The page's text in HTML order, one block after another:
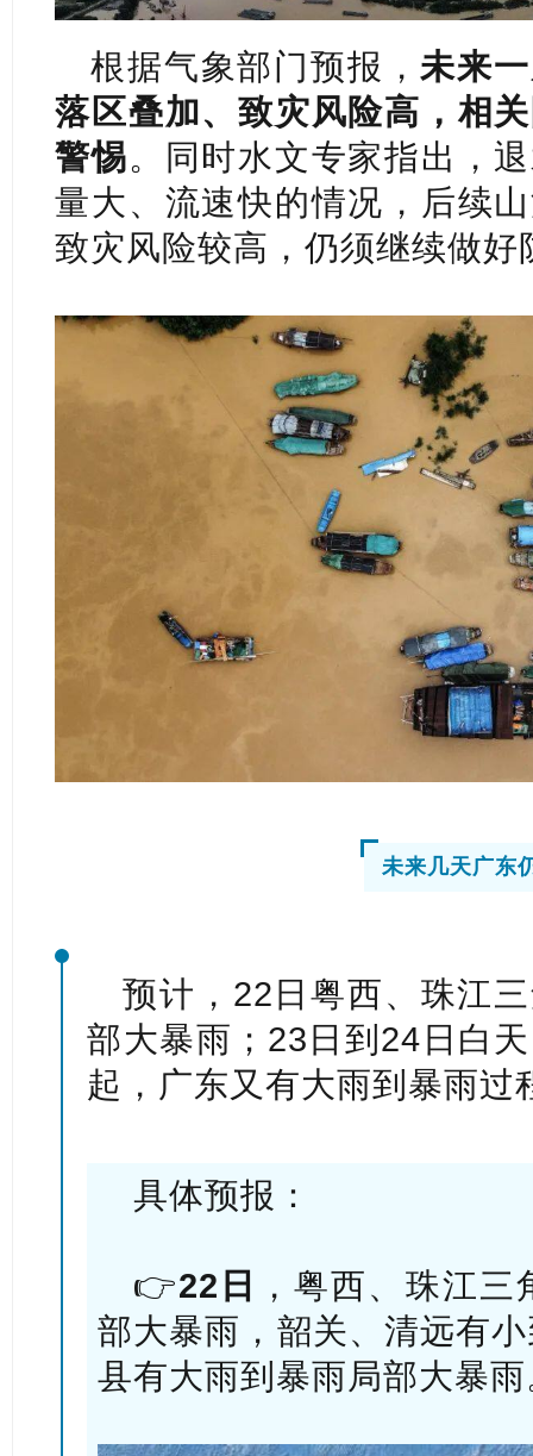
根据气象部门预报，未来
落区叠加、致灾风险高，相
警惕。同时水文专家指出，
量大、流速快的情况，后续
致灾风险较高，仍须继续做
未来几天广东
预计，22日粤西、珠江
部大暴雨；23日到24日白
起，广东又有大雨到暴雨过
具体预报：
👉22日
，粤西、珠江
部大暴雨，韶关、清远有
县有大雨到暴雨局部大暴